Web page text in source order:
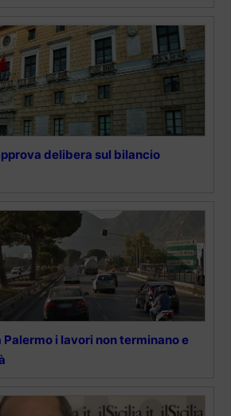
delibera sul bilancio
Palermo i lavori non terminano e